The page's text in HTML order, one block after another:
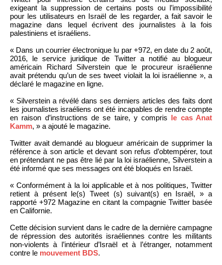
exigeant la suppression de certains posts ou l’impossibilité
pour les utilisateurs en Israël de les regarder, a fait savoir le
magazine dans lequel écrivent des journalistes à la fois
palestiniens et israéliens.
« Dans un courrier électronique lu par +972, en date du 2 août,
2016, le service juridique de Twitter a notifié au blogueur
américain Richard Silverstein que le procureur israélienne
avait prétendu qu’un de ses tweet violait la loi israélienne », a
déclaré le magazine en ligne.
« Silverstein a révélé dans ses derniers articles des faits dont
les journalistes israéliens ont été incapables de rendre compte
en raison d’instructions de se taire, y compris le cas Anat
Kamm, » a ajouté le magazine.
Twitter avait demandé au blogueur américain de supprimer la
référence à son article et devant son refus d’obtempérer, tout
en prétendant ne pas être lié par la loi israélienne, Silverstein a
été informé que ses messages ont été bloqués en Israël.
« Conformément à la loi applicable et à nos politiques, Twitter
retient à présent le(s) Tweet (s) suivant(s) en Israël, » a
rapporté +972 Magazine en citant la compagnie Twitter basée
en Californie.
Cette décision survient dans le cadre de la dernière campagne
de répression des autorités israéliennes contre les militants
non-violents à l’intérieur d’Israël et à l’étranger, notamment
contre le mouvement BDS.